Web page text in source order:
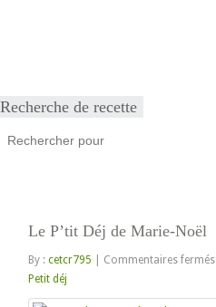
Recherche de recette
Le P’tit Déj de Marie-Noël
By : cetcr795 Commentaires fermés
Petit déj